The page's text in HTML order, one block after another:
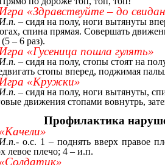
«Здравствуйте – до
–сидя на полу, ноги вытянуты
спина прямая. Совершать
(5 – 6 раз).
«Гусеница пошла гулять»
–сидя на полу, стопы стоят на
стопы вперед, поджимая
«Кружки»
–сидя на полу, ноги вытянуты,
движения стопами вовнутрь,
Профилактика
о.с. 1 – поднять вверх правое
левое плечо; 4 – и.п.